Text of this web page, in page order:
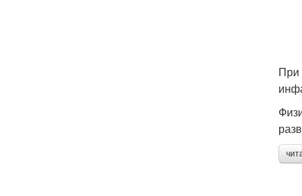
При